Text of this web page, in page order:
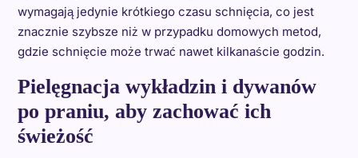
wymagają jedynie krótkiego czasu schnięcia, co jest
znacznie szybsze niż w przypadku domowych metod,
gdzie schnięcie może trwać nawet kilkanaście godzin.
Pielęgnacja wykładzin i dywanów
po praniu, aby zachować ich
świeżość